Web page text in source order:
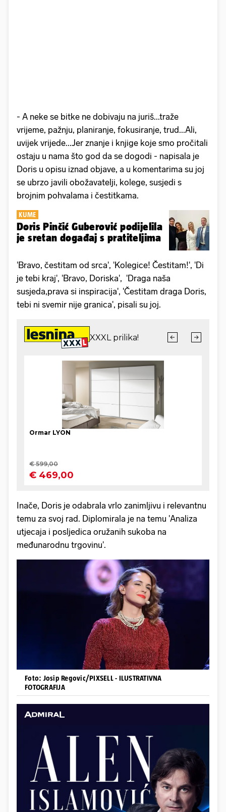
- A neke se bitke ne dobivaju na juriš...traže
vrijeme, pažnju, planiranje, fokusiranje, trud...Ali,
uvijek vrijede...Jer znanje i knjige koje smo pročitali
ostaju u nama što god da se dogodi - napisala je
Doris u opisu iznad objave, a u komentarima su joj
se ubrzo javili obožavatelji, kolege, susjedi s
brojnim pohvalama i čestitkama.
KUME
Doris Pinčić Guberović podijelila
je sretan događaj s pratiteljima
'Bravo, čestitam od srca', 'Kolegice! Čestitam!', 'Di
je tebi kraj', 'Bravo, Doriska', 'Draga naša
susjeda,prava si inspiracija', 'Čestitam draga Doris,
tebi ni svemir nije granica', pisali su joj.
Inače, Doris je odabrala vrlo zanimljivu i relevantnu
temu za svoj rad. Diplomirala je na temu 'Analiza
utjecaja i posljedica oružanih sukoba na
međunarodnu trgovinu'.
Foto: Josip Regovic/PIXSELL - ILUSTRATIVNA
FOTOGRAFIJA